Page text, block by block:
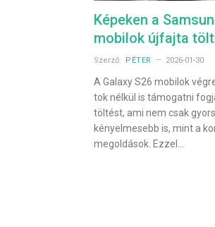
Képeken a
mobilok újfajta
Szerző: PÉTER 2026-01-30
A Galaxy S26 mobilok
tok nélkül is támogatni
töltést, ami nem csak
kényelmesebb is, mint a
megoldások. Ezzel…